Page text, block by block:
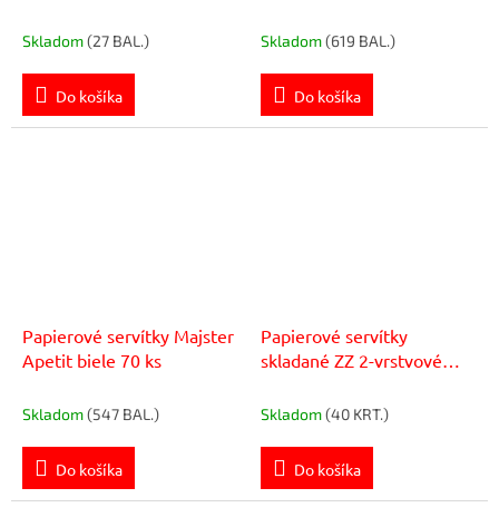
Skladom(27 BAL.)
Do košíka
Skladom(619 BAL.)
Do košíka
Papierové servítky Majster
Apetit biele 70 ks
Skladom(547 BAL.)
Do košíka
Papierové servítky
skladané ZZ 2-vrstvové
100% celulóza, biele (20
Skladom(40 KRT.)
Do košíka